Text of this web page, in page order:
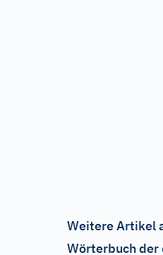
Weitere Artikel
Wörterbuch der